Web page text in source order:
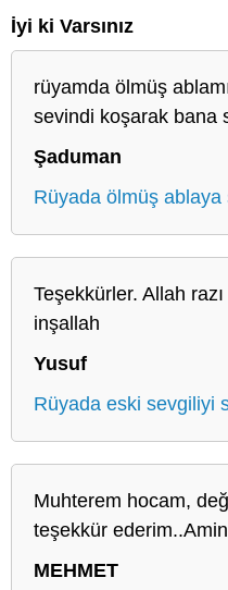
İyi ki Varsınız
rüyamda ölmüş
sevindi koşarak bana
Şaduman
Rüyada ölmüş ablaya
Teşekkürler. Allah
inşallah
Yusuf
Rüyada eski sevgiliyi
Muhterem hocam,
teşekkür
MEHMET